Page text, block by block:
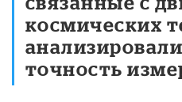
космических
точность